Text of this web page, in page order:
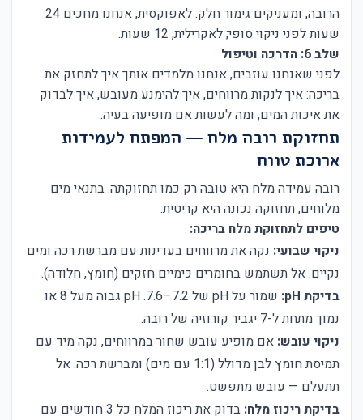
הרובה, ומעניקים גימור חלק. לאפוקסית, אנחנו מחכים 24
שעות לפני ניקוי סופי; לאקרילית, 12 שעות.
שלב 6: הדרכה וטיפול
לפני שאנחנו עוזבים, אנחנו מלמדים אותך איך לתחזק את
בריכה: איך לנקות מרווחים, איך להימנע מעובש, איך לבדוק
את איכות המים, ומה לעשות אם מופיעה בעיה.
תחזוקת רובה מלח — המפתח לעמידות
ארוכת טווח
רובה עמידה מלח היא טובה רק כמו תחזוקתה. בתנאי מים
מלוחים, תחזוקה נכונה היא קריטית:
טיפים לתחזוקת מלח בריכה:
ניקוי שבועי: נקה את מרווחים בעדינות עם מברשת רכה ומים
נקיים. אל תשתמש בחומרים כימיים חזקים (חומץ, חלודה).
בדיקת pH:
שמור על pH של 7.2–7.6. pH גבוה מעל 8 או
נמוך מתחת ל-7 יגביר קורוזיה של רובה.
ניקוי עובש: אם מופיע עובש שחור במרווחים, נקה מיד עם
תמיסת חומץ לבן מדולל (1:1 עם מים) ומברשת רכה. אל
תתעלם — עובש מתפשט.
בדיקת ריכוז מלח:
בדוק את ריכוז המלח כל 3 חודשים עם